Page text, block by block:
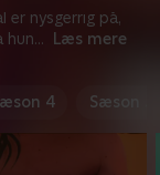
er nysgerrig på,
hun... Læs mere
4 Sæson 5